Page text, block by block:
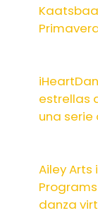
estrellas
una serie
Ailey Arts
danza